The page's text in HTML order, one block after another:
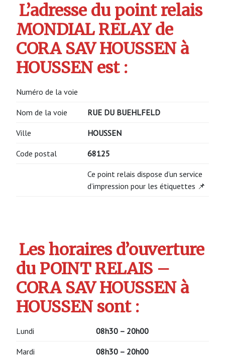
L’adresse du point relais
MONDIAL RELAY de
CORA SAV HOUSSEN à
HOUSSEN est :
Numéro de la voie
Nom de la voie RUE DU BUEHLFELD
Ville HOUSSEN
Code postal 68125
Ce point relais dispose d’un service
d’impression pour les étiquettes 📌
Les horaires d’ouverture
du POINT RELAIS –
CORA SAV HOUSSEN à
HOUSSEN sont :
Lundi 08h30 – 20h00
Mardi 08h30 – 20h00